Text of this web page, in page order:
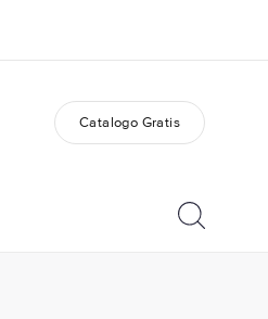
Carriera
Catalogo Gratis